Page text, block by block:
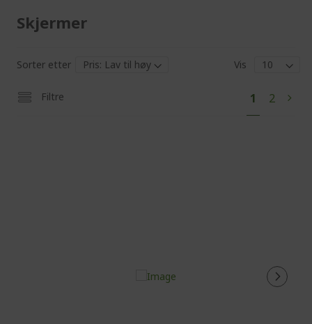
Skjermer
Sorter etter Vis
Filtre
You're
currently
1 Page
2 Page
Next